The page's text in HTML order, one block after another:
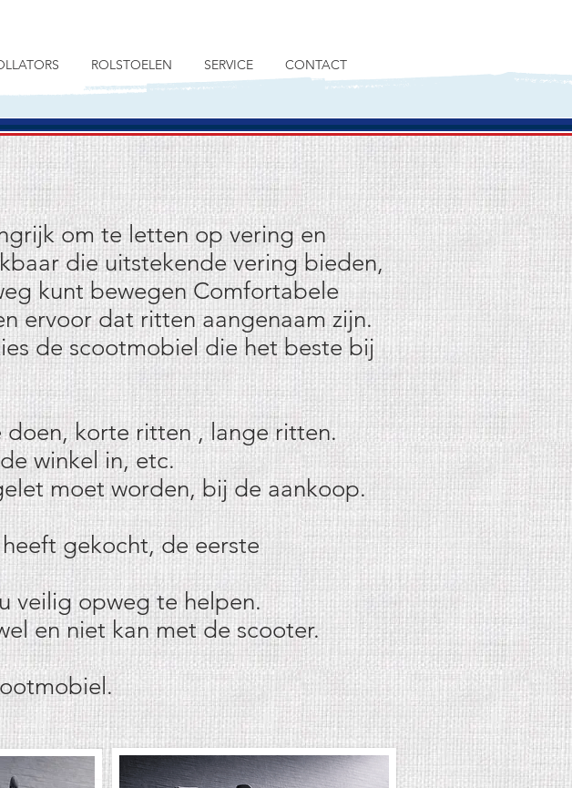
ROLSTOELEN SERVICE CONTACT
om te letten op vering en
die uitstekende vering bieden,
kunt bewegen Comfortabele
ervoor dat ritten aangenaam zijn.
de scootmobiel die het beste bij
doen, korte ritten , lange ritten.
winkel in, etc.
moet worden, bij de aankoop.
gekocht, de eerste
veilig opweg te helpen.
en niet kan met de scooter.